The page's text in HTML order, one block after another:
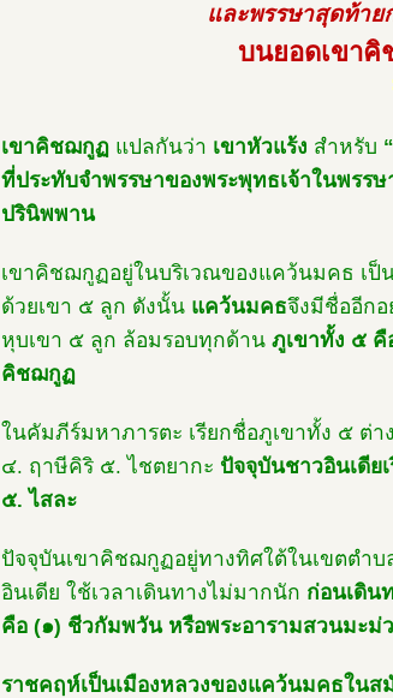
และพรรษาสุดท้า
บนยอดเขาคิ
เขาคิชฌกูฏ แปลกันว่า เขาหัวแร้ง สำหรับ
ที่ประทับจำพรรษาของพระพุทธเจ้าในพร
ปรินิพพาน
เขาคิชฌกูฏอยู่ในบริเวณของแคว้นมคธ เ
ด้วยเขา ๕ ลูก ดังนั้น แคว้นมคธจึงมีชื่ออีกอ
หุบเขา ๕ ลูก ล้อมรอบทุกด้าน ภูเขาทั้ง ๕ คื
คิชฌกูฏ
ในคัมภีร์มหาภารตะ เรียกชื่อภูเขาทั้ง ๕ ต่
๔. ฤาษีคิริ ๕. ไชตยากะ ปัจจุบันชาวอินเดีย
๕. ไสละ
ปัจจุบันเขาคิชฌกูฏอยู่ทางทิศใต้ในเขตตำบ
อินเดีย ใช้เวลาเดินทางไม่มากนัก ก่อนเดิน
คือ (๑) ชีวกัมพวัน หรือพระอารามสวนมะม่
ราชคฤห์เป็นเมืองหลวงของแคว้นมคธในส